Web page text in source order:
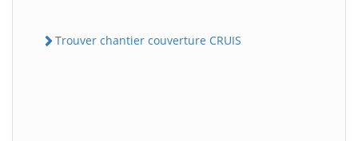
Trouver chantier couverture CRUIS